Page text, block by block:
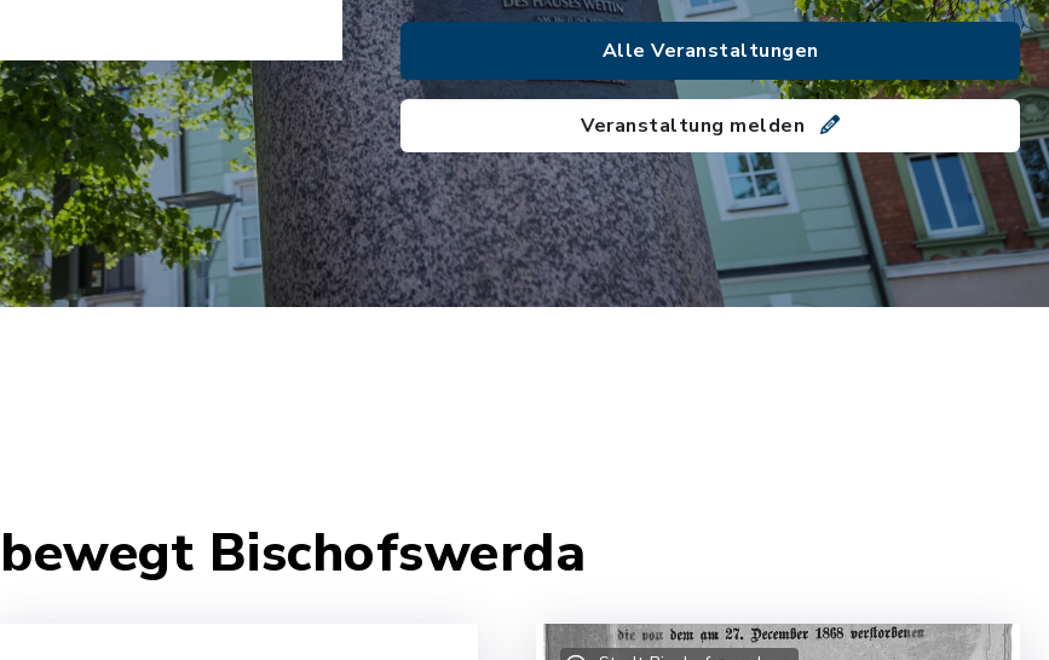
Alle Veranstaltungen
Veranstaltung melden
Bischofswerda